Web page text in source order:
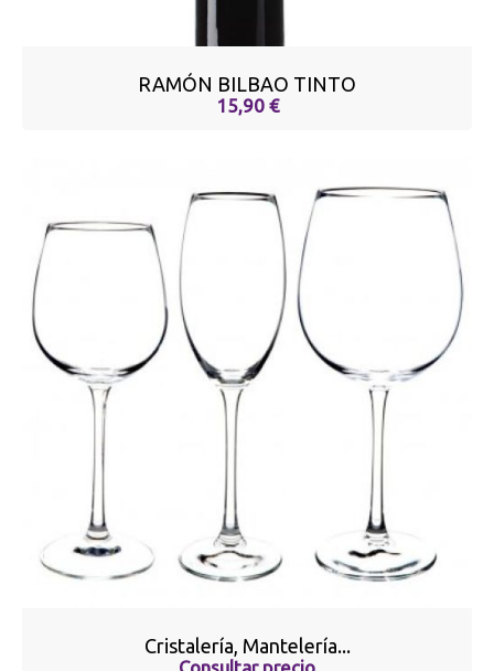
RAMÓN BILBAO TINTO
15,90 €
Cristalería, Mantelería...
Consultar precio